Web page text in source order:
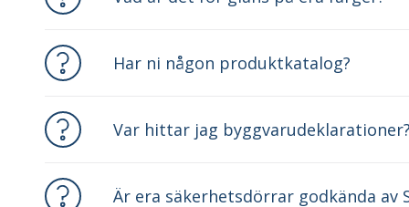
Har ni någon produktkatalog?
Var hittar jag byggvarudeklarationer?
Är era säkerhetsdörrar godkända av